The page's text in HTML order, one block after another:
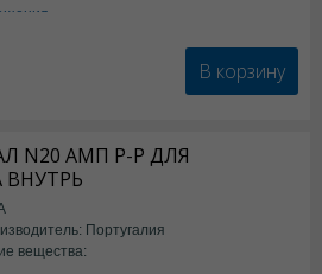
В корзину
N20 АМП Р-Р ДЛЯ
Португалия
вещества: